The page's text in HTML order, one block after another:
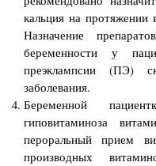
кальция на протяжении
Назначение
беременности у
преэклампсии (ПЭ)
заболевания.
Беременной
гиповитаминоза
пероральный прием
производных